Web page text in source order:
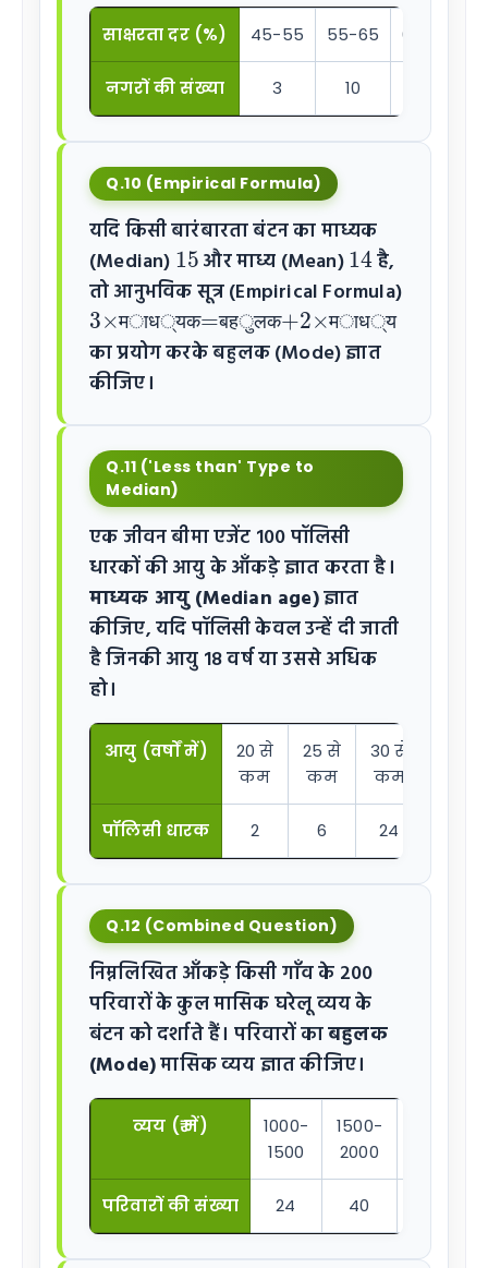
साक्षरता दर (%) 45-55 55-65 65-75
नगरों की संख्या 3 10
Q.10 (Empirical Formula)
यदि किसी बारंबारता बंटन का माध्यक
(Median)
15
और माध्य (Mean)
14
है,
तो आनुभविक सूत्र (Empirical Formula)
ा ध ् क ह ु ल क ा ध ्
3× माध्यक=बहुलक+2×माध्य
का प्रयोग करके बहुलक (Mode) ज्ञात
कीजिए।
Q.11 ('Less than' Type to
Median)
एक जीवन बीमा एजेंट 100 पॉलिसी
धारकों की आयु के आँकड़े ज्ञात करता है।
माध्यक आयु (Median age)ज्ञात
कीजिए, यदि पॉलिसी केवल उन्हें दी जाती
है जिनकी आयु 18 वर्ष या उससे अधिक
हो।
आयु (वर्षों में)
20 से
कम
25 से
कम
30 से
कम
पॉलिसी धारक 2 6 24
Q.12 (Combined Question)
निम्नलिखित आँकड़े किसी गाँव के 200
परिवारों के कुल मासिक घरेलू व्यय के
बंटन को दर्शाते हैं। परिवारों काबहुलक
(Mode)मासिक व्यय ज्ञात कीजिए।
व्यय (₹ में)
1000-
1500
1500-
2000
परिवारों की संख्या 24 40